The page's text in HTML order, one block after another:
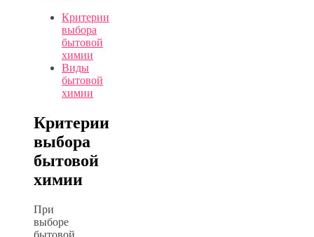
Критерии
выбора
бытовой
химии
Виды
бытовой
химии
Критерии
выбора
бытовой
химии
При
выборе
бытовой